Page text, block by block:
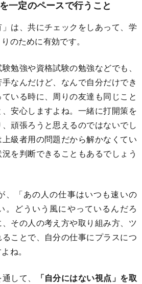
一定のペースで行うこと
は、共にチェックをしあって、学
のために有効です。
勉強や資格試験の勉強などでも、
手なんだけど、なんで自分だけでき
いる時に、周りの友達も同じこと
安心しますよね。一緒に打開策を
頑張ろうと思えるのではないでし
級者用の問題だから解かなくてい
を判断できることもあるでしょう
、「あの人の仕事はいつも速いの
。どういう風にやっているんだろ
その人の考え方や取り組み方、ツ
ことで、自分の仕事にプラスにつ
ね。
して、
「自分にはない視点」を取